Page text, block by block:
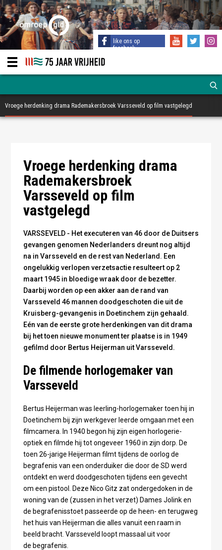
like ons op
facebook
Vroege herdenking drama Rademakersbroek Varsseveld op film vastgelegd
Vroege herdenking drama
Rademakersbroek
Varsseveld op film
vastgelegd
VARSSEVELD - Het executeren van 46 door de Duitsers
gevangen genomen Nederlanders dreunt nog altijd
na in Varsseveld en de rest van Nederland. Een
ongelukkig verlopen verzetsactie resulteert op 2
maart 1945 in bloedige wraak door de bezetter.
Daarbij worden op een akker aan de rand van
Varsseveld 46 mannen doodgeschoten die uit de
Kruisberg-gevangenis in Doetinchem zijn gehaald.
Eén van de eerste grote herdenkingen van dit drama
bij het toen nieuwe monument ter plaatse is in 1949
gefilmd door Bertus Heijerman uit Varsseveld.
De filmende horlogemaker van
Varsseveld
Bertus Heijerman was leerling-horlogemaker toen hij in
Doetinchem bij zijn werkgever leerde omgaan met een
filmcamera. In 1940 begon hij zijn eigen horlogerie-
optiek en filmde hij tot ongeveer 1960 in zijn dorp. De
toen 26-jarige Heijerman filmt tijdens de oorlog de
begrafenis van een onderduiker die door de SD werd
ontdekt en werd doodgeschoten tijdens een gevecht
om een pistool. Deze Nico Gitz zat ondergedoken in de
woning van de (zussen in het verzet) Dames Jolink en
de begrafenisstoet passeerde op de heen- en terugweg
het huis van Heijerman die alles vanuit een raam in
beeld bracht. Varsseveld loopt massaal uit voor
de begrafenis.